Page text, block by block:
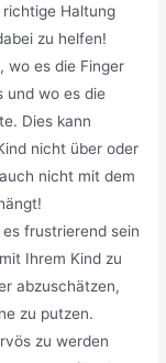
richtige Haltung
zu helfen!
wo es die Finger
und wo es die
Dies kann
nicht über oder
nicht mit dem
frustrierend sein
Ihrem Kind zu
abzuschätzen,
zu putzen.
zu werden